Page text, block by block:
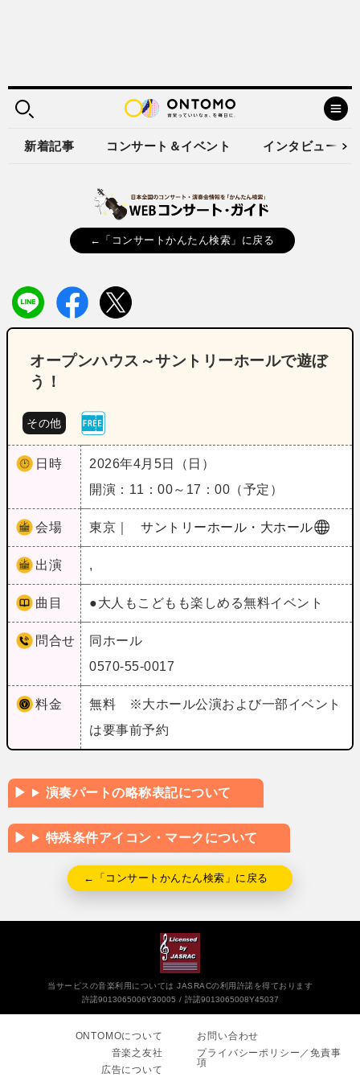
新着記事 コンサート＆イベント インタビュー
←「コンサートかんたん検索」に戻る
オープンハウス～サントリーホールで遊ぼ
う！
その他
日時
2026年4月5日（日）
開演：11：00～17：00（予定）
会場 東京｜ サントリーホール・大ホール
出演 ,
曲目 ●大人もこどもも楽しめる無料イベント
問合せ
同ホール
0570-55-0017
料金
無料 ※大ホール公演および一部イベント
は要事前予約
演奏パートの略称表記について
特殊条件アイコン・マークについて
←「コンサートかんたん検索」に戻る
当サービスの音楽利用については JASRACの利用許諾を得ております
許諾9013065006Y30005
許諾9013065008Y45037
ONTOMOについて
音楽之友社
広告について
お問い合わせ
プライバシーポリシー／免責事
項